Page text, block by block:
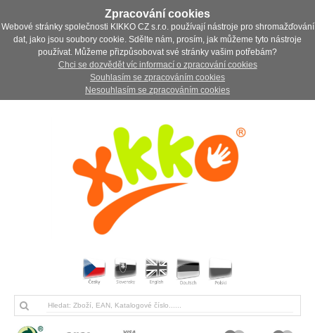
Zpracování cookies
Webové stránky společnosti KIKKO CZ s.r.o. používají nástroje pro shromažďování
dat, jako jsou soubory cookie. Sdělte nám, prosím, jak můžeme tyto nástroje
používat. Můžeme přizpůsobovat své stránky vašim potřebám?
Chci se dozvědět víc informací o zpracování cookies
Souhlasím se zpracováním cookies
Nesouhlasím se zpracováním cookies